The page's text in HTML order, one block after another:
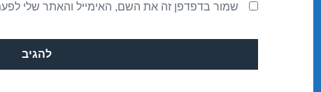
שמור בדפדפן זה את השם, האימייל והאתר שלי